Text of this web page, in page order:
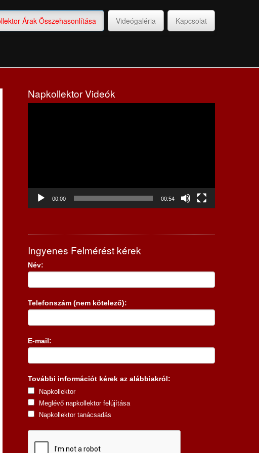
Árak Összehasonlítása Videógaléria Kapcsolat
Napkollektor Videók
00:00 00:54
Ingyenes Felmérést kérek
Név:
Telefonszám (nem kötelező):
E-mail:
További információt kérek az alábbiakról:
Napkollektor
Meglévő napkollektor felújítása
Napkollektor tanácsadás